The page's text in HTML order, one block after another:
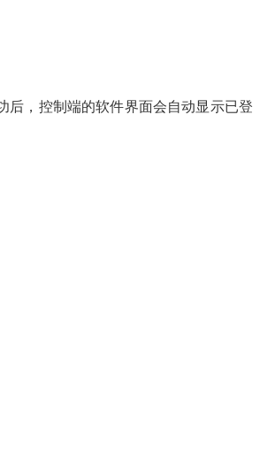
后，控制端的软件界面会自动显示已登